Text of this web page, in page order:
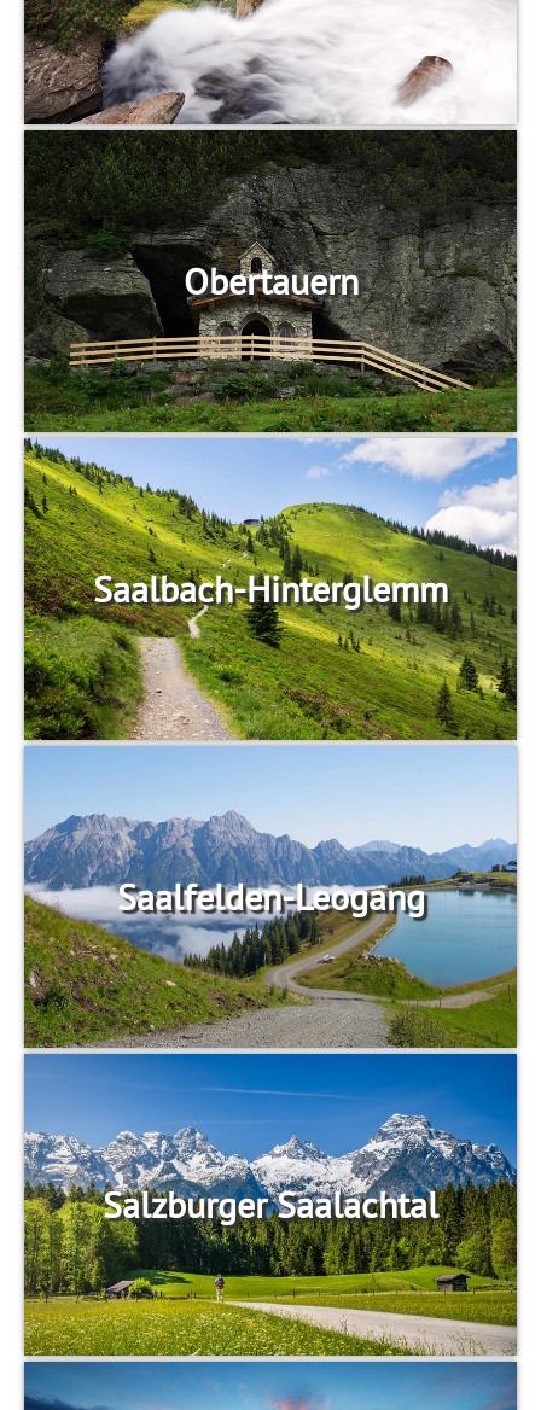
Obertauern
Saalbach-Hinterglemm
Saalfelden-Leogang
Salzburger Saalachtal